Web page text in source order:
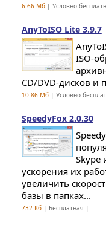
6.66 Мб| Условно-
AnyToISO Lite 3.9.7
ISO-
CD/DVD-дисков и
10.86 Мб| Условно-
SpeedyFox 2.0.30
Skype
ускорения их
увеличить
базы в папках...
732 Кб| Бесплатная |